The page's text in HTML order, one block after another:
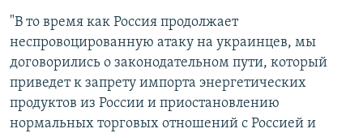
"В то время как Россия продолжает
неспровоцированную атаку на украинцев, мы
договорились о законодательном пути, который
приведет к запрету импорта энергетических
продуктов из России и приостановлению
нормальных торговых отношений с Россией и